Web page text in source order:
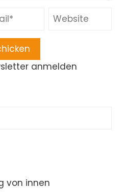
anmelden
von innen